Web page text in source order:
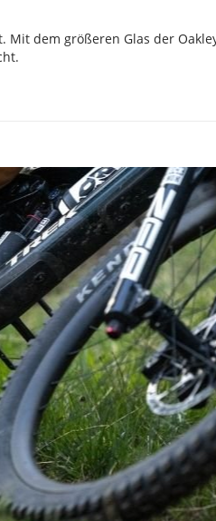
dem größeren Glas der